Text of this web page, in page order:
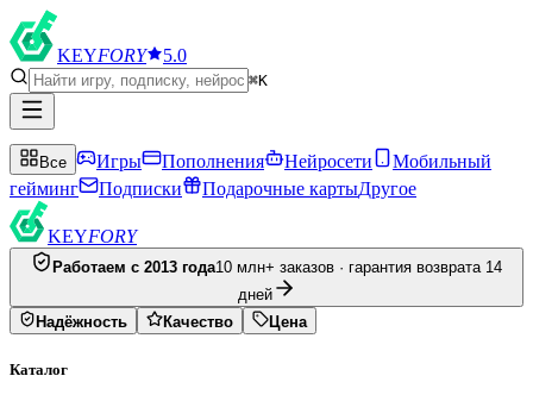
KEYFORY 5.0
⌘K
Все Игры Пополнения Нейросети
Мобильный
гейминг
Подписки Подарочные картыДругое
KEYFORY
Работаем с 2013 года10 млн+ заказов · гарантия возврата 14
дней
Надёжность
Качество Цена
Каталог